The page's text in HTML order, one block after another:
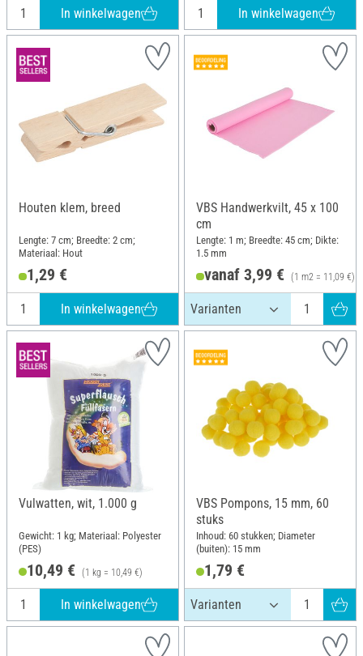
In winkelwagen In winkelwagen
Houten klem, breed
Lengte: 7 cm; Breedte: 2 cm;
Materiaal: Hout
1,29 €
In winkelwagen
VBS Handwerkvilt, 45 x 100
cm
Lengte: 1 m; Breedte: 45 cm; Dikte:
1.5 mm
vanaf 3,99 € (1 m2 = 11,09 €)
Vulwatten, wit, 1.000 g
Gewicht: 1 kg; Materiaal: Polyester
(PES)
10,49 € (1 kg = 10,49 €)
In winkelwagen
VBS Pompons, 15 mm, 60
stuks
Inhoud: 60 stukken; Diameter
(buiten): 15 mm
1,79 €